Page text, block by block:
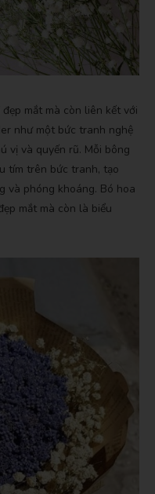
mắt mà còn liên kết với
như một bức tranh nghệ
vị và quyến rũ. Mỗi bông
tím trên bức tranh, tạo
và phóng khoáng. Bó hoa
mắt mà còn là biểu